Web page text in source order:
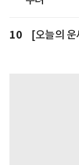
10 [오늘의